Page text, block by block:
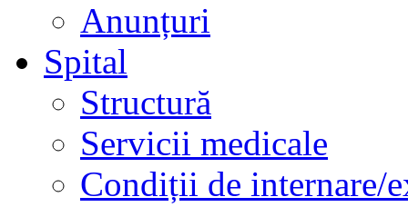
Anunțuri
Spital
Structură
Servicii medicale
Condiții de internare/